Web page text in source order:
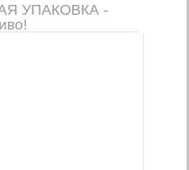
УПАКОВКА -